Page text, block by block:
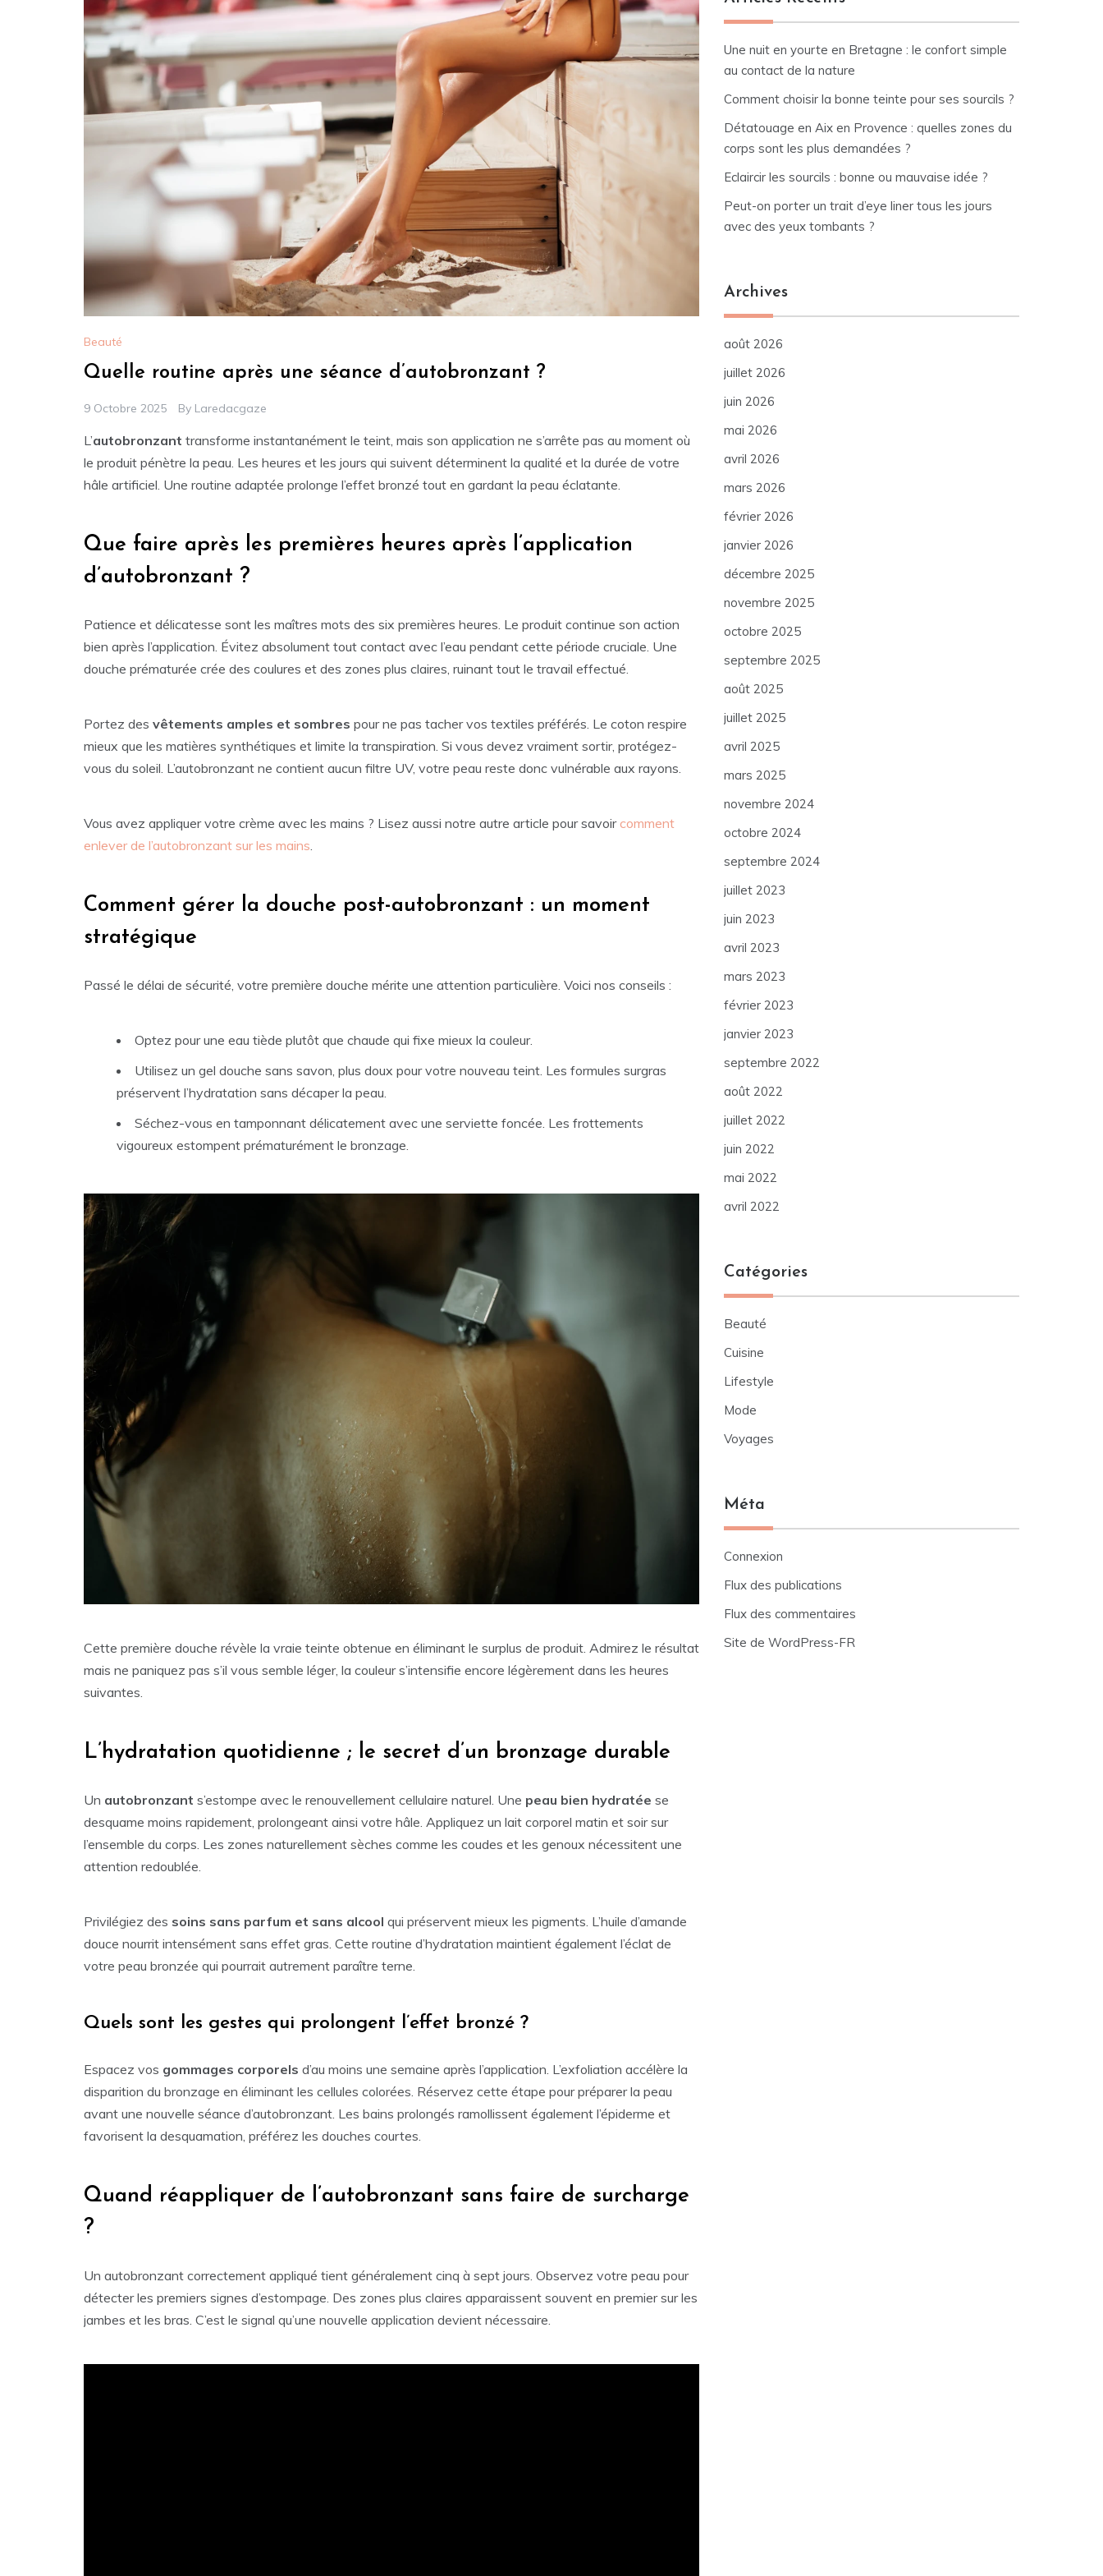
Beauté
Quelle routine après une séance d’autobronzant ?
9 Octobre 2025 By Laredacgaze
L’autobronzant transforme instantanément le teint, mais son application ne s’arrête pas au moment où
le produit pénètre la peau. Les heures et les jours qui suivent déterminent la qualité et la durée de votre
hâle artificiel. Une routine adaptée prolonge l’effet bronzé tout en gardant la peau éclatante.
Que faire après les premières heures après l’application
d’autobronzant ?
Patience et délicatesse sont les maîtres mots des six premières heures. Le produit continue son action
bien après l’application. Évitez absolument tout contact avec l’eau pendant cette période cruciale. Une
douche prématurée crée des coulures et des zones plus claires, ruinant tout le travail effectué.
Portez des vêtements amples et sombres pour ne pas tacher vos textiles préférés. Le coton respire
mieux que les matières synthétiques et limite la transpiration. Si vous devez vraiment sortir, protégez-
vous du soleil. L’autobronzant ne contient aucun filtre UV, votre peau reste donc vulnérable aux rayons.
Vous avez appliquer votre crème avec les mains ? Lisez aussi notre autre article pour savoircomment
enlever de l’autobronzant sur les mains.
Comment gérer la douche post-autobronzant : un moment
stratégique
Passé le délai de sécurité, votre première douche mérite une attention particulière. Voici nos conseils :
Optez pour une eau tiède plutôt que chaude qui fixe mieux la couleur.
Utilisez un gel douche sans savon, plus doux pour votre nouveau teint. Les formules surgras
préservent l’hydratation sans décaper la peau.
Séchez-vous en tamponnant délicatement avec une serviette foncée. Les frottements
vigoureux estompent prématurément le bronzage.
Cette première douche révèle la vraie teinte obtenue en éliminant le surplus de produit. Admirez le résultat
mais ne paniquez pas s’il vous semble léger, la couleur s’intensifie encore légèrement dans les heures
suivantes.
L’hydratation quotidienne ; le secret d’un bronzage durable
Un autobronzant s’estompe avec le renouvellement cellulaire naturel. Une peau bien hydratée se
desquame moins rapidement, prolongeant ainsi votre hâle. Appliquez un lait corporel matin et soir sur
l’ensemble du corps. Les zones naturellement sèches comme les coudes et les genoux nécessitent une
attention redoublée.
Privilégiez des soins sans parfum et sans alcool qui préservent mieux les pigments. L’huile d’amande
douce nourrit intensément sans effet gras. Cette routine d’hydratation maintient également l’éclat de
votre peau bronzée qui pourrait autrement paraître terne.
Quels sont les gestes qui prolongent l’effet bronzé ?
Espacez vos gommages corporels d’au moins une semaine après l’application. L’exfoliation accélère la
disparition du bronzage en éliminant les cellules colorées. Réservez cette étape pour préparer la peau
avant une nouvelle séance d’autobronzant. Les bains prolongés ramollissent également l’épiderme et
favorisent la desquamation, préférez les douches courtes.
Quand réappliquer de l’autobronzant sans faire de surcharge
?
Un autobronzant correctement appliqué tient généralement cinq à sept jours. Observez votre peau pour
détecter les premiers signes d’estompage. Des zones plus claires apparaissent souvent en premier sur les
jambes et les bras. C’est le signal qu’une nouvelle application devient nécessaire.
Une nuit en yourte en Bretagne : le confort simple
au contact de la nature
Comment choisir la bonne teinte pour ses sourcils ?
Détatouage en Aix en Provence : quelles zones du
corps sont les plus demandées ?
Eclaircir les sourcils : bonne ou mauvaise idée ?
Peut-on porter un trait d’eye liner tous les jours
avec des yeux tombants ?
Archives
août 2026
juillet 2026
juin 2026
mai 2026
avril 2026
mars 2026
février 2026
janvier 2026
décembre 2025
novembre 2025
octobre 2025
septembre 2025
août 2025
juillet 2025
avril 2025
mars 2025
novembre 2024
octobre 2024
septembre 2024
juillet 2023
juin 2023
avril 2023
mars 2023
février 2023
janvier 2023
septembre 2022
août 2022
juillet 2022
juin 2022
mai 2022
avril 2022
Catégories
Beauté
Cuisine
Lifestyle
Mode
Voyages
Méta
Connexion
Flux des publications
Flux des commentaires
Site de WordPress-FR